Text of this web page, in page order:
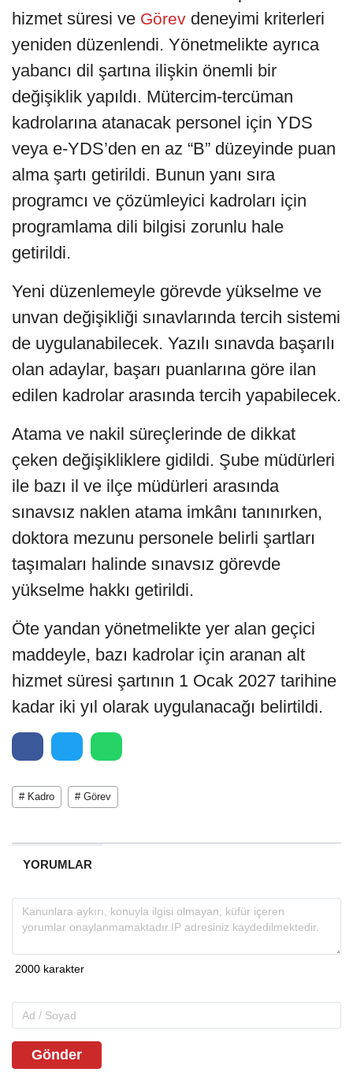
hizmet süresi ve Görev deneyimi kriterleri
yeniden düzenlendi. Yönetmelikte ayrıca
yabancı dil şartına ilişkin önemli bir
değişiklik yapıldı. Mütercim-tercüman
kadrolarına atanacak personel için YDS
veya e-YDS’den en az “B” düzeyinde puan
alma şartı getirildi. Bunun yanı sıra
programcı ve çözümleyici kadroları için
programlama dili bilgisi zorunlu hale
getirildi.
Yeni düzenlemeyle görevde yükselme ve
unvan değişikliği sınavlarında tercih sistemi
de uygulanabilecek. Yazılı sınavda başarılı
olan adaylar, başarı puanlarına göre ilan
edilen kadrolar arasında tercih yapabilecek.
Atama ve nakil süreçlerinde de dikkat
çeken değişikliklere gidildi. Şube müdürleri
ile bazı il ve ilçe müdürleri arasında
sınavsız naklen atama imkânı tanınırken,
doktora mezunu personele belirli şartları
taşımaları halinde sınavsız görevde
yükselme hakkı getirildi.
Öte yandan yönetmelikte yer alan geçici
maddeyle, bazı kadrolar için aranan alt
hizmet süresi şartının 1 Ocak 2027 tarihine
kadar iki yıl olarak uygulanacağı belirtildi.
# Kadro # Görev
YORUMLAR
Gönder